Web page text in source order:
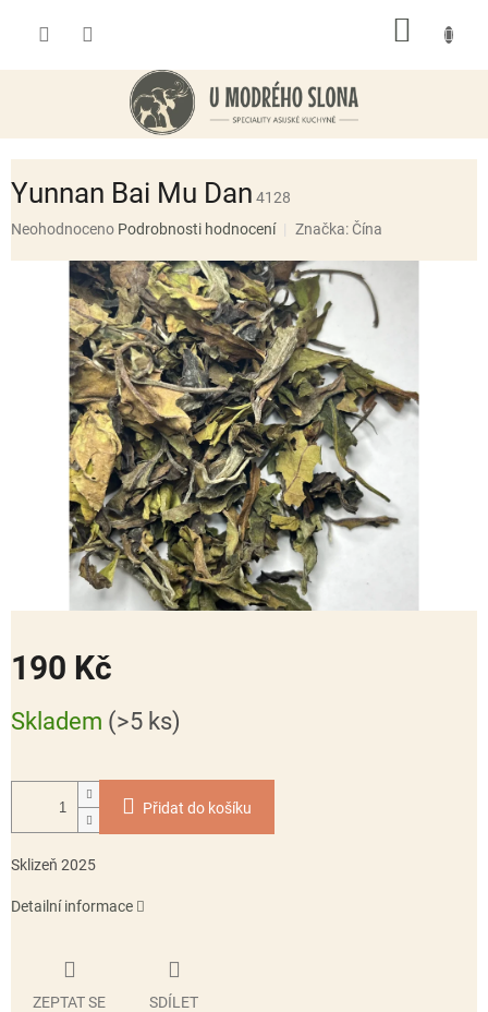
Yunnan Bai Mu Dan 4128
Průměrné
produktu
hvězdiček.
Neohodnoceno Podrobnosti hodnocení Značka: Čína
190 Kč
cena:
Skladem (>5 ks)
Přidat do košíku
Sklizeň 2025
Detailní informace
ZEPTAT SE SDÍLET